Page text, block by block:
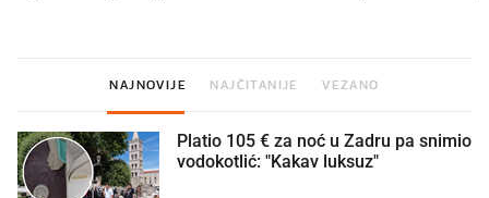
NAJNOVIJE NAJČITANIJE VEZANO
Platio 105 € za noć u Zadru pa snimio
vodokotlić: "Kakav luksuz"